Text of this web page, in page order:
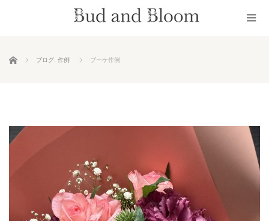
ホーム ブログ 作例 ブーケ作例